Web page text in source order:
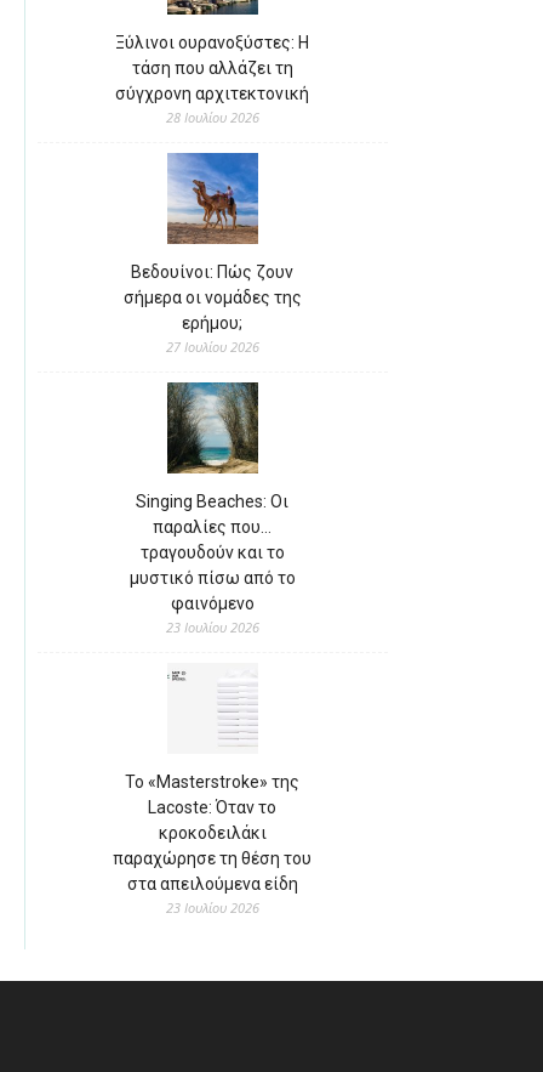
Ξύλινοι ουρανοξύστες: Η
τάση που αλλάζει τη
σύγχρονη αρχιτεκτονική
28 Ιουλίου 2026
Βεδουίνοι: Πώς ζουν
σήμερα οι νομάδες της
ερήμου;
27 Ιουλίου 2026
Singing Beaches: Οι
παραλίες που…
τραγουδούν και το
μυστικό πίσω από το
φαινόμενο
23 Ιουλίου 2026
Το «Masterstroke» της
Lacoste: Όταν το
κροκοδειλάκι
παραχώρησε τη θέση του
στα απειλούμενα είδη
23 Ιουλίου 2026